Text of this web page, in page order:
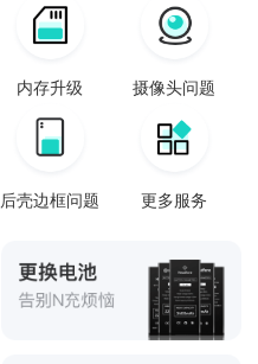
内存升级 摄像头问题
后壳边框问题 更多服务